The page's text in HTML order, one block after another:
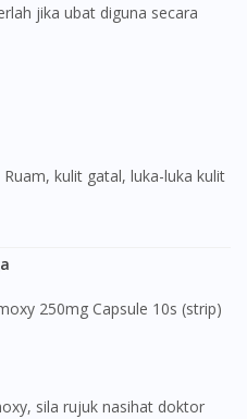
jika ubat diguna secara
250mg Capsule 10s (strip)